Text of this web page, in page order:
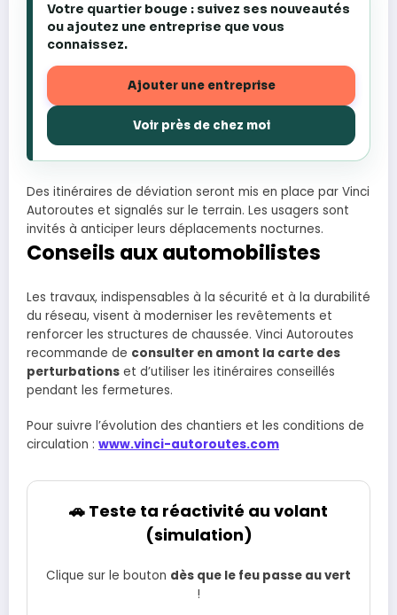
Votre quartier bouge : suivez ses nouveautés
ou ajoutez une entreprise que vous
connaissez.
Ajouter une entreprise
Voir près de chez moi
Des itinéraires de déviation seront mis en place par Vinci
Autoroutes et signalés sur le terrain. Les usagers sont
invités à anticiper leurs déplacements nocturnes.
Conseils aux automobilistes
Les travaux, indispensables à la sécurité et à la durabilité
du réseau, visent à moderniser les revêtements et
renforcer les structures de chaussée. Vinci Autoroutes
recommande de consulter en amont la carte des
perturbations et d’utiliser les itinéraires conseillés
pendant les fermetures.
Pour suivre l’évolution des chantiers et les conditions de
circulation : www.vinci-autoroutes.com
🚗 Teste ta réactivité au volant
(simulation)
Clique sur le bouton dès que le feu passe au vert
!